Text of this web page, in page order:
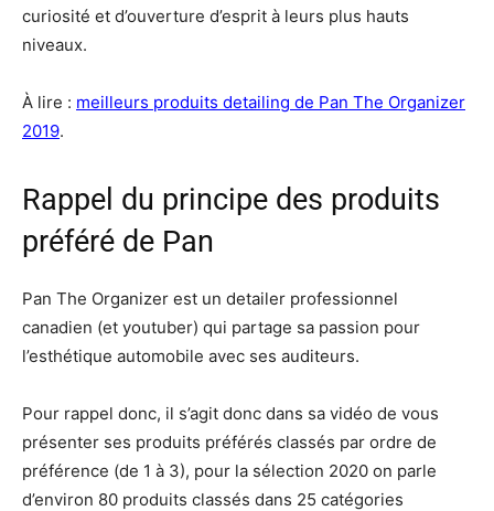
curiosité et d’ouverture d’esprit à leurs plus hauts
niveaux.
À lire : meilleurs produits detailing de Pan The Organizer
2019.
Rappel du principe des produits
préféré de Pan
Pan The Organizer est un detailer professionnel
canadien (et youtuber) qui partage sa passion pour
l’esthétique automobile avec ses auditeurs.
Pour rappel donc, il s’agit donc dans sa vidéo de vous
présenter ses produits préférés classés par ordre de
préférence (de 1 à 3), pour la sélection 2020 on parle
d’environ 80 produits classés dans 25 catégories